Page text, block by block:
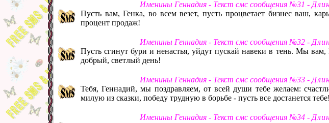
Именины Геннадия - Текст смс сообщения №31 - Д л и
Пусть вам, Генка, во всем везет, пусть процветает бизнес ваш,
процент продаж!
Именины Геннадия - Текст смс сообщения №32 - Д л и
Пусть сгинут бури и ненастья, уйдут пускай навеки в тень. Мы
добрый, светлый день!
Именины Геннадия - Текст смс сообщения №33 - Д л и
Тебя, Геннадий, мы поздравляем, от всей души тебе желаем:
милую из сказки, победу трудную в борьбе - пусть все достанется тебе!
Именины Геннадия - Текст смс сообщения №34 - Д л и